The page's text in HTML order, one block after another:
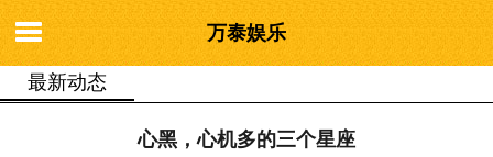
万泰娱乐
最新动态
心黑，心机多的三个星座